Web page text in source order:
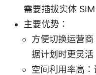
需要插拔实体 SIM
主要优势：
方便切换运营
据计划时更灵活
空间利用率高